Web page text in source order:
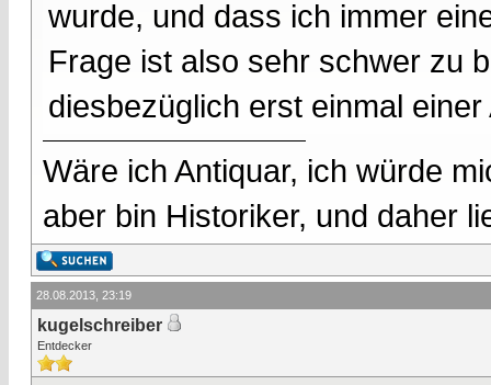
wurde, und dass ich immer
Frage ist also sehr schwer zu
diesbezüglich erst einmal einer
Wäre ich Antiquar, ich würde
aber bin Historiker, und daher
28.08.2013, 23:19
kugelschreiber
Entdecker